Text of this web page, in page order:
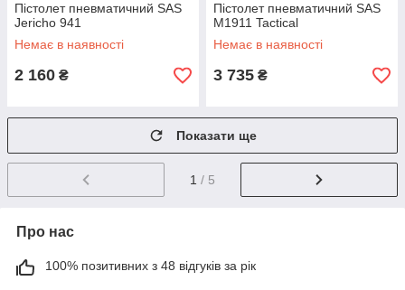
Пістолет пневматичний SAS
Jericho 941
Немає в наявності
2 160 ₴
Пістолет пневматичний SAS
M1911 Tactical
Немає в наявності
3 735 ₴
Показати ще
1 / 5
Про нас
100% позитивних з 48 відгуків за рік